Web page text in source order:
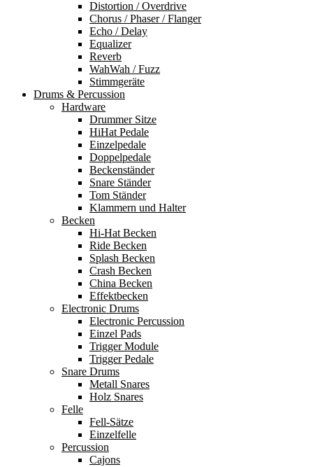
Distortion / Overdrive
Chorus / Phaser / Flanger
Echo / Delay
Equalizer
Reverb
WahWah / Fuzz
Stimmgeräte
Drums & Percussion
Hardware
Drummer Sitze
HiHat Pedale
Einzelpedale
Doppelpedale
Beckenständer
Snare Ständer
Tom Ständer
Klammern und Halter
Becken
Hi-Hat Becken
Ride Becken
Splash Becken
Crash Becken
China Becken
Effektbecken
Electronic Drums
Electronic Percussion
Einzel Pads
Trigger Module
Trigger Pedale
Snare Drums
Metall Snares
Holz Snares
Felle
Fell-Sätze
Einzelfelle
Percussion
Cajons